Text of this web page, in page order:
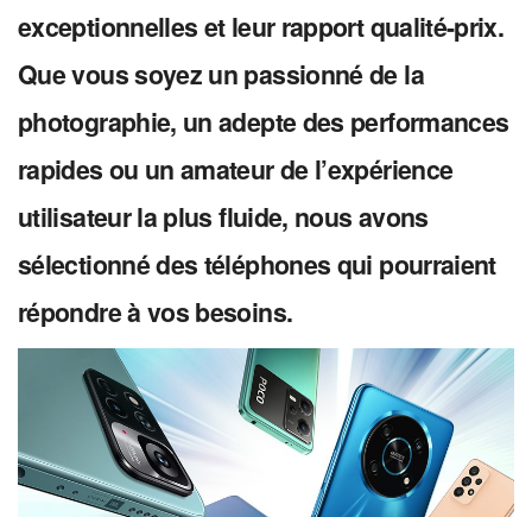
exceptionnelles et leur rapport qualité-prix.
Que vous soyez un passionné de la
photographie, un adepte des performances
rapides ou un amateur de l’expérience
utilisateur la plus fluide, nous avons
sélectionné des téléphones qui pourraient
répondre à vos besoins.